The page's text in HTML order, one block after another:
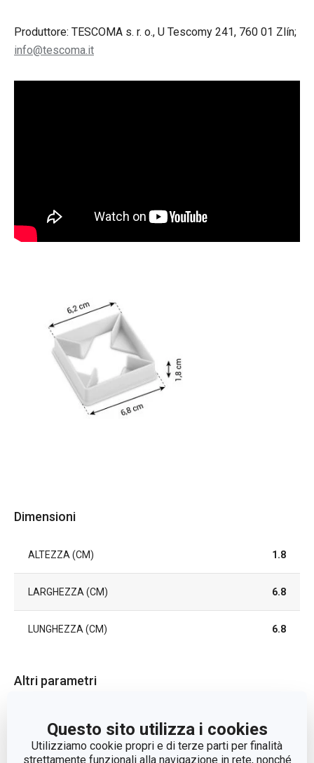
Questo sito utilizza i cookies
Utilizziamo cookie propri e di terze parti per finalità
strettamente funzionali alla navigazione in rete, nonché
Produttore: TESCOMA s. r. o., U Tescomy 241, 760 01 Zlín;
info@tescoma.it
Dimensioni
ALTEZZA (CM) 1.8
LARGHEZZA (CM) 6.8
LUNGHEZZA (CM) 6.8
Altri parametri
CATEGORIA
rotelle